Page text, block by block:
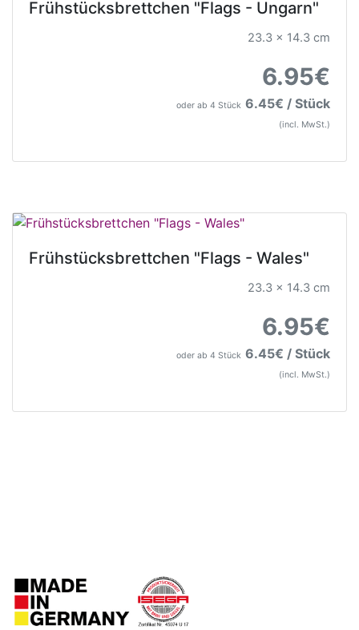
Frühstücksbrettchen "Flags - Ungarn"
23.3 x 14.3 cm
6.95€
oder ab 4 Stück 6.45€ / Stück
(incl. MwSt.)
Frühstücksbrettchen "Flags - Wales"
23.3 x 14.3 cm
6.95€
oder ab 4 Stück 6.45€ / Stück
(incl. MwSt.)